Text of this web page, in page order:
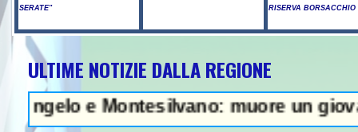
SERATE"
RISERVA BORSACCHIO
ULTIME NOTIZIE DALLA REGIONE
e Montesilvano: muore un giovane -
- Raid russi su Kiev, tre morti